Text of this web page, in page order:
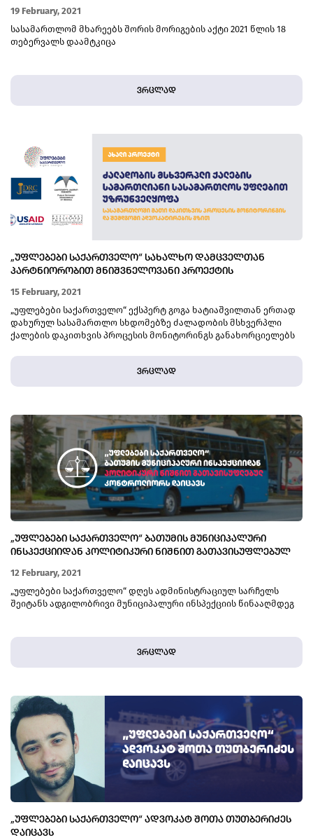
ᲙᲝᲛᲞᲔᲜᲡᲐᲪᲘᲐ ᲛᲘᲘᲦᲔᲑᲡ
19 February, 2021
სასამართლომ მხარეებს შორის მორიგების აქტი 2021 წლის 18
თებერვალს დაამტკიცა
ვრცლად
„ᲣᲤᲚᲔᲑᲔᲑᲘ ᲡᲐᲥᲐᲠᲗᲕᲔᲚᲝ“ ᲡᲐᲮᲐᲚᲮᲝ ᲓᲐᲛᲪᲕᲔᲚᲗᲐᲜ
ᲞᲐᲠᲢᲜᲘᲝᲠᲝᲑᲘᲗ ᲛᲜᲘᲨᲕᲜᲔᲚᲝᲕᲐᲜᲘ ᲞᲠᲝᲔᲥᲢᲘᲡ
15 February, 2021
„უფლებები საქართველო“ ექსპერტ გოგა ხატიაშვილთან ერთად
დახურულ სასამართლო სხდომებზე ძალადობის მსხვერპლი
ქალების დაკითხვის პროცესის მონიტორინგს განახორციელებს
ვრცლად
„ᲣᲤᲚᲔᲑᲔᲑᲘ ᲡᲐᲥᲐᲠᲗᲕᲔᲚᲝ“ ᲑᲐᲗᲣᲛᲘᲡ ᲛᲣᲜᲘᲪᲘᲞᲐᲚᲣᲠᲘ
ᲘᲜᲡᲞᲔᲥᲪᲘᲘᲓᲐᲜ ᲞᲝᲚᲘᲢᲘᲙᲣᲠᲘ ᲜᲘᲨᲜᲘᲗ ᲒᲐᲗᲐᲕᲘᲡᲣᲤᲚᲔᲑᲣᲚ
12 February, 2021
„უფლებები საქართველო“ დღეს ადმინისტრაციულ სარჩელს
შეიტანს ადგილობრივი მუნიციპალური ინსპექციის წინააღმდეგ
ვრცლად
„ᲣᲤᲚᲔᲑᲔᲑᲘ ᲡᲐᲥᲐᲠᲗᲕᲔᲚᲝ“ ᲐᲓᲕᲝᲙᲐᲢ ᲨᲝᲗᲐ ᲗᲣᲗᲑᲔᲠᲘᲫᲔᲡ
ᲓᲐᲘᲪᲐᲕᲡ